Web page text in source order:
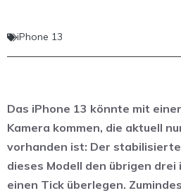
iPhone 13
Das iPhone 13 könnte mit
Kamera kommen, die aktuell
vorhanden ist: Der
dieses Modell den übrigen drei
einen Tick überlegen.